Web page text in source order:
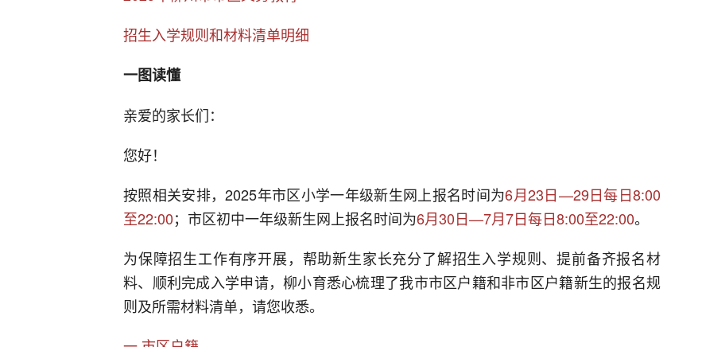
招生入学规则和材料清单明细
一图读懂
亲爱的家长们：
您好！
按照相关安排，2025年市区小学一年级新生网上报名时间为6月23日—29日每日8:00
至22:00；市区初中一年级新生网上报名时间为6月30日—7月7日每日8:00至22:00。
为保障招生工作有序开展，帮助新生家长充分了解招生入学规则、提前备齐报名材
料、顺利完成入学申请，柳小育悉心梳理了我市市区户籍和非市区户籍新生的报名规
则及所需材料清单，请您收悉。